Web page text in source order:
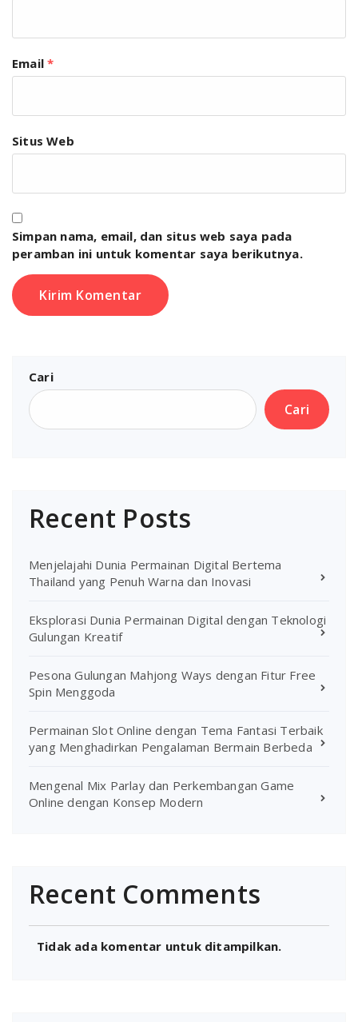
Email*
Situs Web
Simpan nama, email, dan situs web saya pada
peramban ini untuk komentar saya berikutnya.
Cari
Cari
Recent Posts
Menjelajahi Dunia Permainan Digital Bertema
Thailand yang Penuh Warna dan Inovasi
Eksplorasi Dunia Permainan Digital dengan Teknologi
Gulungan Kreatif
Pesona Gulungan Mahjong Ways dengan Fitur Free
Spin Menggoda
Permainan Slot Online dengan Tema Fantasi Terbaik
yang Menghadirkan Pengalaman Bermain Berbeda
Mengenal Mix Parlay dan Perkembangan Game
Online dengan Konsep Modern
Recent Comments
Tidak ada komentar untuk ditampilkan.